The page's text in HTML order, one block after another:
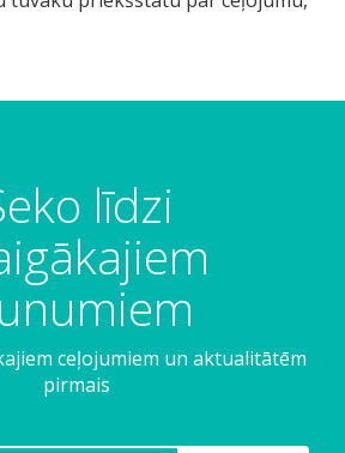
līdzi
ceļojumiem un aktualitātēm
pirmais